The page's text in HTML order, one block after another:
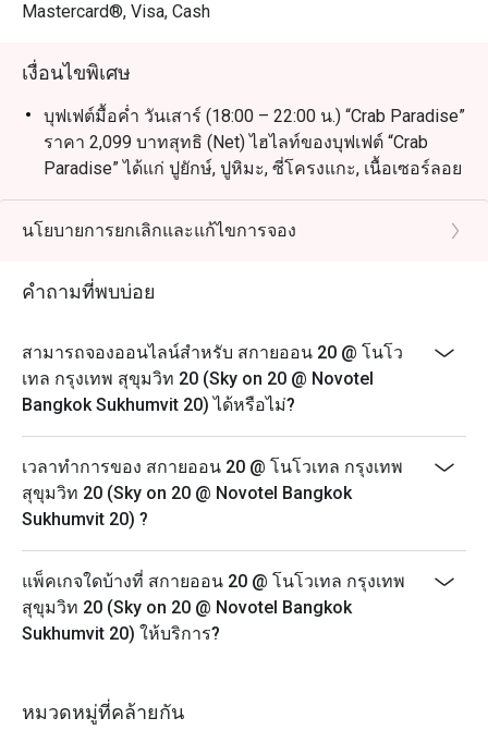
Mastercard®, Visa, Cash
เงื่อนไขพิเศษ
บุฟเฟต์มื้อค่ำ วันเสาร์ (18:00 – 22:00 น.) “Crab Paradise”
ราคา 2,099 บาทสุทธิ (Net) ไฮไลท์ของบุฟเฟต์ “Crab
Paradise” ได้แก่ ปูยักษ์, ปูหิมะ, ซี่โครงแกะ, เนื้อเซอร์ลอย
น์, กุ้งแม่น้ำ, หอยนางรม และเมนูอื่นๆ อีกมากมาย
บุฟเฟต์อาหารเช้านานาชาติ (ทุกวัน): 06:30 – 10:30 น.
บุฟเฟต์อาหารทะเลนานาชาติ มื้อกลางวันวันเสาร์: 12:00
ซันเดย์ บรันช์ (Sunday Brunch): 12:00 – 15:00 น. ราคา
1,999 บาทสุทธิ
ราคาสำหรับเด็ก:
เด็กอายุ 6-12 ปี: 600 บาท
ส่วนลดใช้ได้เฉพาะค่าอาหารและเครื่องดื่มที่ไม่มี
แอลกอฮอล์เท่านั้น
นโยบายการยกเลิกและแก้ไขการจอง
คำถามที่พบบ่อย
สามารถจองออนไลน์สำหรับ สกายออน 20 @ โนโว
เทล กรุงเทพ สุขุมวิท 20 (Sky on 20 @ Novotel
Bangkok Sukhumvit 20) ได้หรือไม่?
เวลาทำการของ สกายออน 20 @ โนโวเทล กรุงเทพ
สุขุมวิท 20 (Sky on 20 @ Novotel Bangkok
Sukhumvit 20) ?
แพ็คเกจใดบ้างที่ สกายออน 20 @ โนโวเทล กรุงเทพ
สุขุมวิท 20 (Sky on 20 @ Novotel Bangkok
Sukhumvit 20) ให้บริการ?
หมวดหมู่ที่คล้ายกัน